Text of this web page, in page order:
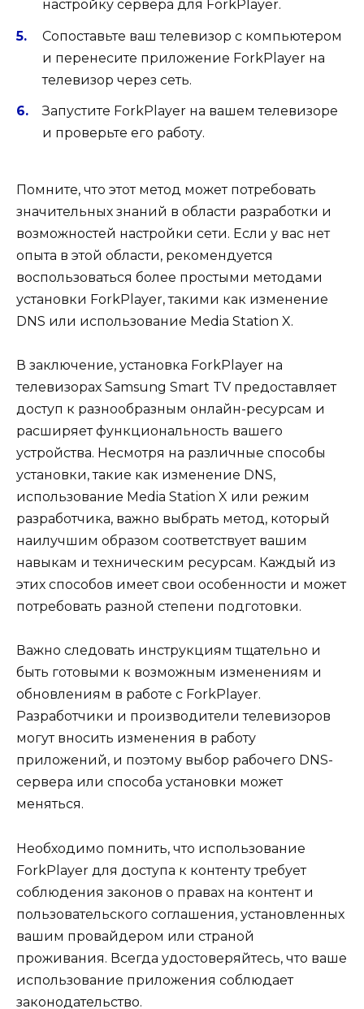
настройку сервера для ForkPlayer.
Сопоставьте ваш телевизор с компьютером
и перенесите приложение ForkPlayer на
телевизор через сеть.
Запустите ForkPlayer на вашем телевизоре
и проверьте его работу.
Помните, что этот метод может потребовать
значительных знаний в области разработки и
возможностей настройки сети. Если у вас нет
опыта в этой области, рекомендуется
воспользоваться более простыми методами
установки ForkPlayer, такими как изменение
DNS или использование Media Station X.
В заключение, установка ForkPlayer на
телевизорах Samsung Smart TV предоставляет
доступ к разнообразным онлайн-ресурсам и
расширяет функциональность вашего
устройства. Несмотря на различные способы
установки, такие как изменение DNS,
использование Media Station X или режим
разработчика, важно выбрать метод, который
наилучшим образом соответствует вашим
навыкам и техническим ресурсам. Каждый из
этих способов имеет свои особенности и может
потребовать разной степени подготовки.
Важно следовать инструкциям тщательно и
быть готовыми к возможным изменениям и
обновлениям в работе с ForkPlayer.
Разработчики и производители телевизоров
могут вносить изменения в работу
приложений, и поэтому выбор рабочего DNS-
сервера или способа установки может
меняться.
Необходимо помнить, что использование
ForkPlayer для доступа к контенту требует
соблюдения законов о правах на контент и
пользовательского соглашения, установленных
вашим провайдером или страной
проживания. Всегда удостоверяйтесь, что ваше
использование приложения соблюдает
законодательство.